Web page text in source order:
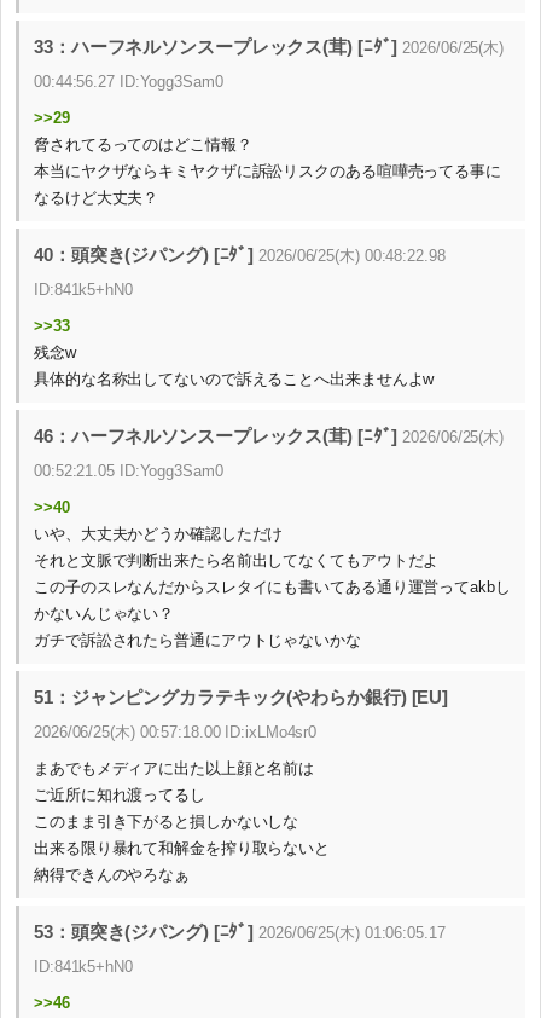
33：ハーフネルソンスープレックス(茸) [ﾆﾀﾞ] 2026/06/25(木)
00:44:56.27 ID:Yogg3Sam0
>>29
脅されてるってのはどこ情報？
本当にヤクザならキミヤクザに訴訟リスクのある喧嘩売ってる事に
なるけど大丈夫？
40：頭突き(ジパング) [ﾆﾀﾞ] 2026/06/25(木) 00:48:22.98
ID:841k5+hN0
>>33
残念w
具体的な名称出してないので訴えることへ出来ませんよw
46：ハーフネルソンスープレックス(茸) [ﾆﾀﾞ] 2026/06/25(木)
00:52:21.05 ID:Yogg3Sam0
>>40
いや、大丈夫かどうか確認しただけ
それと文脈で判断出来たら名前出してなくてもアウトだよ
この子のスレなんだからスレタイにも書いてある通り運営ってakbし
かないんじゃない？
ガチで訴訟されたら普通にアウトじゃないかな
51：ジャンピングカラテキック(やわらか銀行) [EU]
2026/06/25(木) 00:57:18.00 ID:ixLMo4sr0
まあでもメディアに出た以上顔と名前は
ご近所に知れ渡ってるし
このまま引き下がると損しかないしな
出来る限り暴れて和解金を搾り取らないと
納得できんのやろなぁ
53：頭突き(ジパング) [ﾆﾀﾞ] 2026/06/25(木) 01:06:05.17
ID:841k5+hN0
>>46